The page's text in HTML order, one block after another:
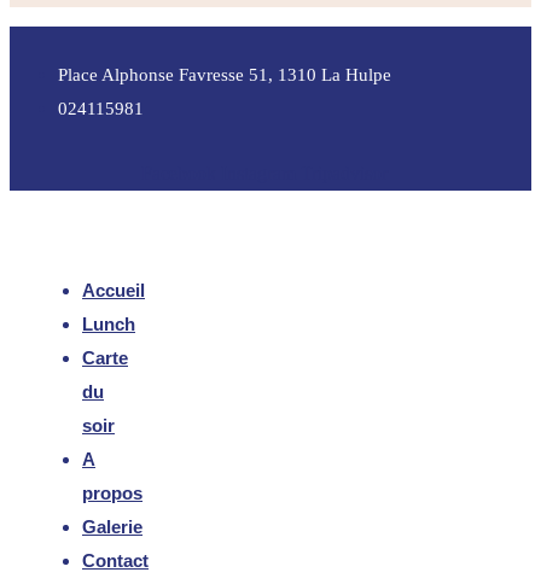
Place Alphonse Favresse 51, 1310 La Hulpe
024115981
Accueil
Lunch
Carte
du
soir
A
propos
Galerie
Contact